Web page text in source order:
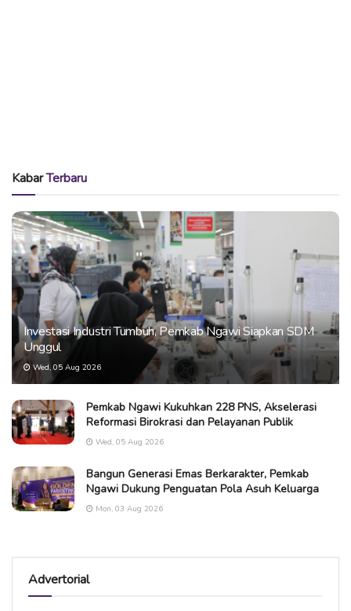
KabarTerbaru
Investasi Industri Tumbuh, Pemkab Ngawi Siapkan SDM
Unggul
Wed, 05 Aug 2026
Pemkab Ngawi Kukuhkan 228 PNS, Akselerasi
Reformasi Birokrasi dan Pelayanan Publik
Wed, 05 Aug 2026
Bangun Generasi Emas Berkarakter, Pemkab
Ngawi Dukung Penguatan Pola Asuh Keluarga
Mon, 03 Aug 2026
Advertorial